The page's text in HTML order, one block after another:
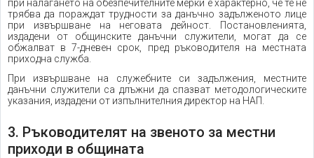
при налагането на обезпечителните мерки е характерно, че те не
трябва да пораждат трудности за данъчно задълженото лице
при извършване на неговата дейност. Постановленията,
издадени от общинските данъчни служители, могат да се
обжалват в 7-дневен срок, пред ръководителя на местната
приходна служба.
При извършване на служебните си задължения, местните
данъчни служители са длъжни да спазват методологическите
указания, издадени от изпълнителния директор на НАП.
3. Ръководителят на звеното за местни
приходи в общината